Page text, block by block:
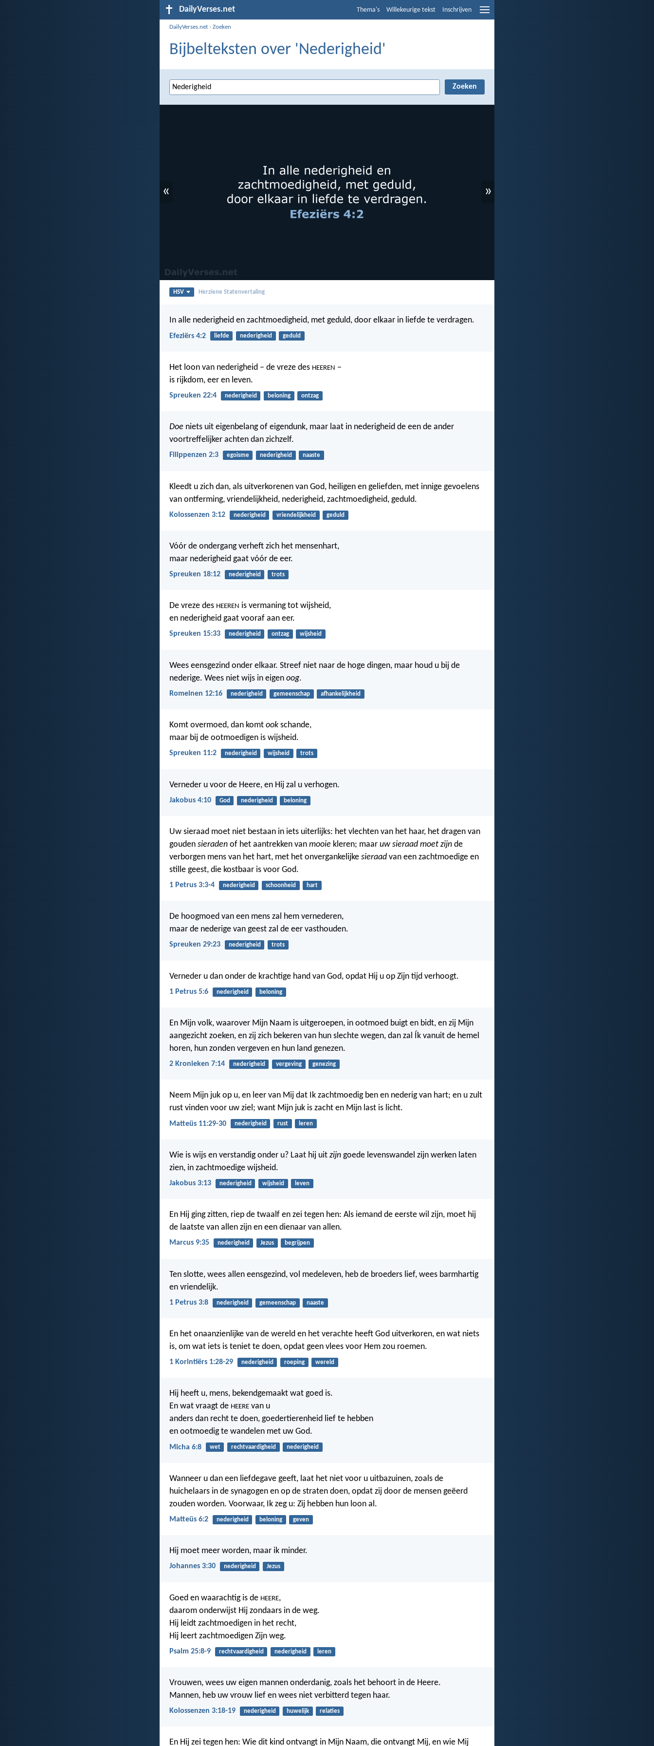
DailyVerses.net Thema's Willekeurige tekst Inschrijven
DailyVerses.net ›Zoeken
Bijbelteksten over 'Nederigheid'
« »
HSV Herziene Statenvertaling
In alle nederigheid en zachtmoedigheid, met geduld, door elkaar in liefde te verdragen.
Efeziërs 4:2 liefde nederigheid geduld
Het loon van nederigheid – de vreze des HEEREN –
is rijkdom, eer en leven.
Spreuken 22:4 nederigheid beloning ontzag
Doe niets uit eigenbelang of eigendunk, maar laat in nederigheid de een de ander
voortreffelijker achten dan zichzelf.
Filippenzen 2:3 egoisme nederigheid naaste
Kleedt u zich dan, als uitverkorenen van God, heiligen en geliefden, met innige gevoelens
van ontferming, vriendelijkheid, nederigheid, zachtmoedigheid, geduld.
Kolossenzen 3:12 nederigheid vriendelijkheid geduld
Vóór de ondergang verheft zich het mensenhart,
maar nederigheid gaat vóór de eer.
Spreuken 18:12 nederigheid trots
De vreze des HEEREN is vermaning tot wijsheid,
en nederigheid gaat vooraf aan eer.
Spreuken 15:33 nederigheid ontzag wijsheid
Wees eensgezind onder elkaar. Streef niet naar de hoge dingen, maar houd u bij de
nederige. Wees niet wijs in eigen oog.
Romeinen 12:16 nederigheid gemeenschap afhankelijkheid
Komt overmoed, dan komt ook schande,
maar bij de ootmoedigen is wijsheid.
Spreuken 11:2 nederigheid wijsheid trots
Verneder u voor de Heere, en Hij zal u verhogen.
Jakobus 4:10 God nederigheid beloning
Uw sieraad moet niet bestaan in iets uiterlijks: het vlechten van het haar, het dragen van
gouden sieraden of het aantrekken van mooie kleren; maar uw sieraad moet zijn de
verborgen mens van het hart, met het onvergankelijke sieraad van een zachtmoedige en
stille geest, die kostbaar is voor God.
1 Petrus 3:3-4 nederigheid schoonheid hart
De hoogmoed van een mens zal hem vernederen,
maar de nederige van geest zal de eer vasthouden.
Spreuken 29:23 nederigheid trots
Verneder u dan onder de krachtige hand van God, opdat Hij u op Zijn tijd verhoogt.
1 Petrus 5:6 nederigheid beloning
En Mijn volk, waarover Mijn Naam is uitgeroepen, in ootmoed buigt en bidt, en zij Mijn
aangezicht zoeken, en zij zich bekeren van hun slechte wegen, dan zal Ík vanuit de hemel
horen, hun zonden vergeven en hun land genezen.
2 Kronieken 7:14 nederigheid vergeving genezing
Neem Mijn juk op u, en leer van Mij dat Ik zachtmoedig ben en nederig van hart; en u zult
rust vinden voor uw ziel; want Mijn juk is zacht en Mijn last is licht.
Matteüs 11:29-30 nederigheid rust leren
Wie is wijs en verstandig onder u? Laat hij uit zijn goede levenswandel zijn werken laten
zien, in zachtmoedige wijsheid.
Jakobus 3:13 nederigheid wijsheid leven
En Hij ging zitten, riep de twaalf en zei tegen hen: Als iemand de eerste wil zijn, moet hij
de laatste van allen zijn en een dienaar van allen.
Marcus 9:35 nederigheid Jezus begrijpen
Ten slotte, wees allen eensgezind, vol medeleven, heb de broeders lief, wees barmhartig
en vriendelijk.
1 Petrus 3:8 nederigheid gemeenschap naaste
En het onaanzienlijke van de wereld en het verachte heeft God uitverkoren, en wat niets
is, om wat iets is teniet te doen, opdat geen vlees voor Hem zou roemen.
1 Korintiërs 1:28-29 nederigheid roeping wereld
Hij heeft u, mens, bekendgemaakt wat goed is.
En wat vraagt de HEERE van u
anders dan recht te doen, goedertierenheid lief te hebben
en ootmoedig te wandelen met uw God.
Micha 6:8 wet rechtvaardigheid nederigheid
Wanneer u dan een liefdegave geeft, laat het niet voor u uitbazuinen, zoals de
huichelaars in de synagogen en op de straten doen, opdat zij door de mensen geëerd
zouden worden. Voorwaar, Ik zeg u: Zij hebben hun loon al.
Matteüs 6:2 nederigheid beloning geven
Hij moet meer worden, maar ik minder.
Johannes 3:30 nederigheid Jezus
Goed en waarachtig is de HEERE,
daarom onderwijst Hij zondaars in de weg.
Hij leidt zachtmoedigen in het recht,
Hij leert zachtmoedigen Zijn weg.
Psalm 25:8-9 rechtvaardigheid nederigheid leren
Vrouwen, wees uw eigen mannen onderdanig, zoals het behoort in de Heere.
Mannen, heb uw vrouw lief en wees niet verbitterd tegen haar.
Kolossenzen 3:18-19 nederigheid huwelijk relaties
En Hij zei tegen hen: Wie dit kind ontvangt in Mijn Naam, die ontvangt Mij, en wie Mij